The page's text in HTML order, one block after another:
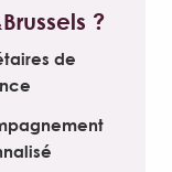
?
de